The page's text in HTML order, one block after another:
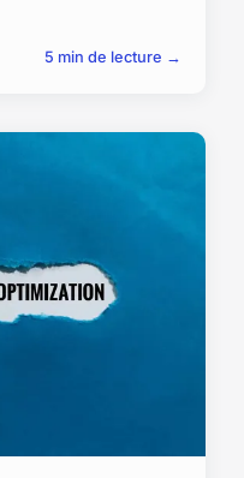
5 min de lecture →